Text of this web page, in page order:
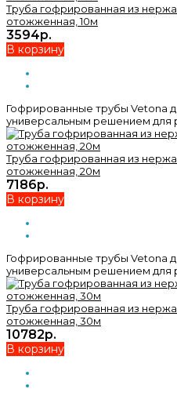
Труба гофрированная из
отожженная, 10м
3594р.
В корзину
Гофрированные трубы Vetona
универсальным решением для
Труба гофрированная из
отожженная, 20м
7186р.
В корзину
Гофрированные трубы Vetona
универсальным решением для
Труба гофрированная из
отожженная, 30м
10782р.
В корзину